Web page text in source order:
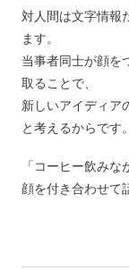
対人間は文字情報
ます。
当事者同士が顔を
取ることで、
新しいアイディア
と考えるからです。
「コーヒー飲み
顔を付き合わせて